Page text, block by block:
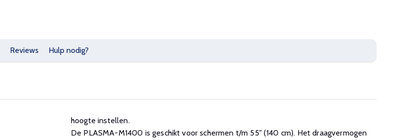
Reviews Hulp nodig?
hoogte instellen.
De PLASMA-M1400 is geschikt voor schermen t/m 55" (140 cm). Het draagvermogen